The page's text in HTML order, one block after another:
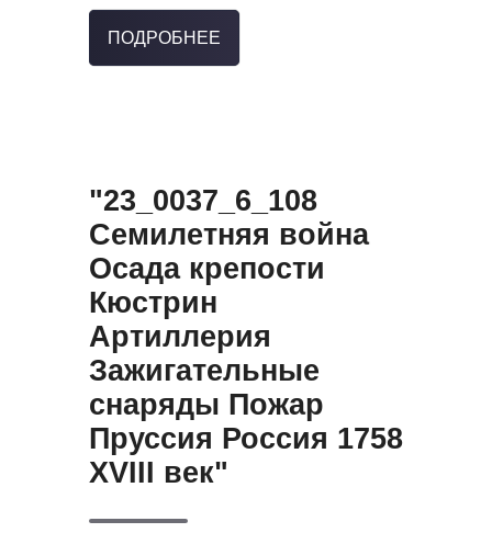
ПОДРОБНЕЕ
"23_0037_6_108
Семилетняя война
Осада крепости
Кюстрин
Артиллерия
Зажигательные
снаряды Пожар
Пруссия Россия 1758
XVIII век"